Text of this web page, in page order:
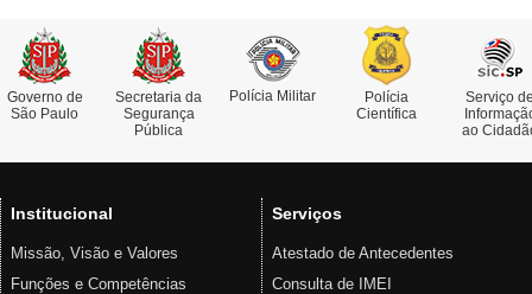
Governo de
São Paulo
Secretaria da
Segurança
Pública
Polícia Militar
Polícia
Científica
Serviço
ao
Institucional
Missão, Visão e Valores
Funções e Competências
Serviços
Atestado de Antecedentes
Consulta de IMEI